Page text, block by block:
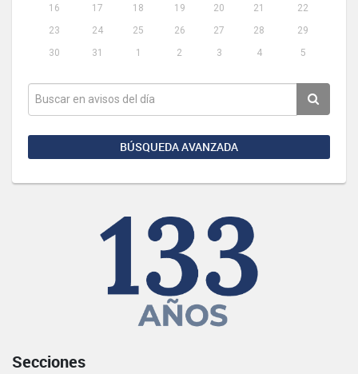
16
17 18 19 20 21
22
23
24 25 26 27 28
29
30
31 1 2 3 4 5
BÚSQUEDA AVANZADA
Secciones